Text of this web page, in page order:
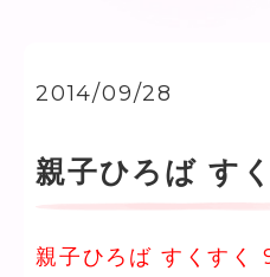
2014/09/28
親子ひろば す
親子ひろば すくすく